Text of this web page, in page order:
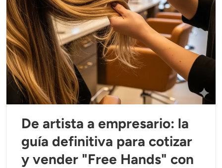
De artista a empresario: la
guía definitiva para cotizar
y vender "Free Hands" con